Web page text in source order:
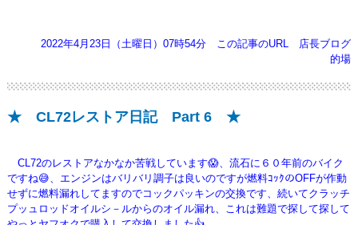
2022年4月23日（土曜日）07時54分 この記事のURL
店長ブログ
的場
★ CL72レストア日記 Part 6 ★
CL72のレストアなかなか苦戦しています😱、流石に６０年前のバイク
ですね😅、エンジンはバリバリ調子は良いのですが燃料ｺｯｸのOFFが作動
せずに燃料漏れしてますのでコックパッキンの交換です、続いてクラッチ
プッュロッドオイルシ－ルからのオイル漏れ、これは難題で探して探して